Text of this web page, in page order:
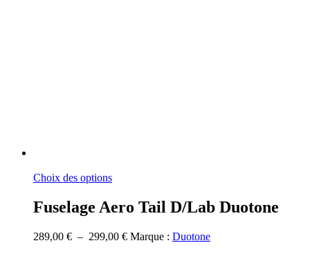
Choix des optionsCe
plusieurs
Les
Fuselage Aero Tail D/Lab Duotone
289,00 € – 299,00 €Plage
Marque : Duotone